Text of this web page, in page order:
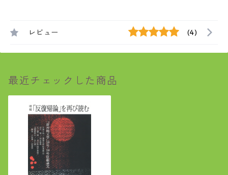
レビュー (4)
最近チェックした商品